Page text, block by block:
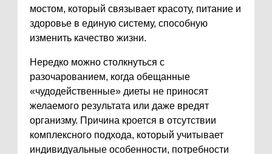
мостом, который связывает красоту, питание и
здоровье в единую систему, способную
изменить качество жизни.
Нередко можно столкнуться с
разочарованием, когда обещанные
«чудодейственные» диеты не приносят
желаемого результата или даже вредят
организму. Причина кроется в отсутствии
комплексного подхода, который учитывает
индивидуальные особенности, потребности